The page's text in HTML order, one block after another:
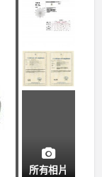
所有相片